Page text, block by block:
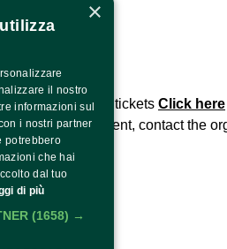
in purchasing tickets Click here
and the event, contact the
×
il nostro
informazioni sul
i nostri partner
potrebbero
che hai
dal tuo
di più
(1658) →